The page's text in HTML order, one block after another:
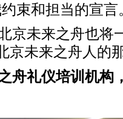
约束和担当的宣言
京未来之舟也将
京未来之舟人的
舟礼仪培训机构